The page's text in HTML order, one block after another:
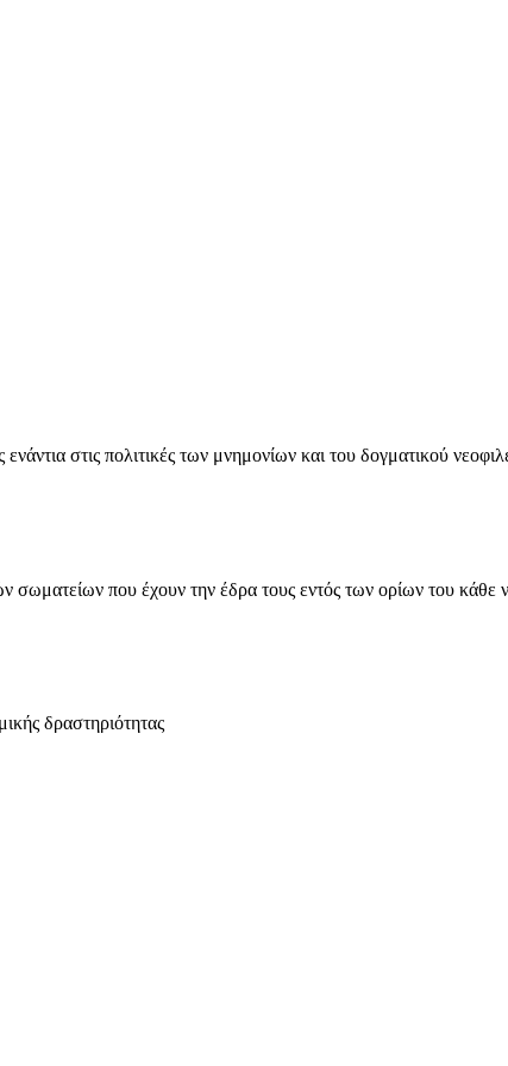
στις πολιτικές των μνημονίων και του δογματικού
σωματείων που έχουν την έδρα τους εντός των ορίων του κάθε
δραστηριότητας